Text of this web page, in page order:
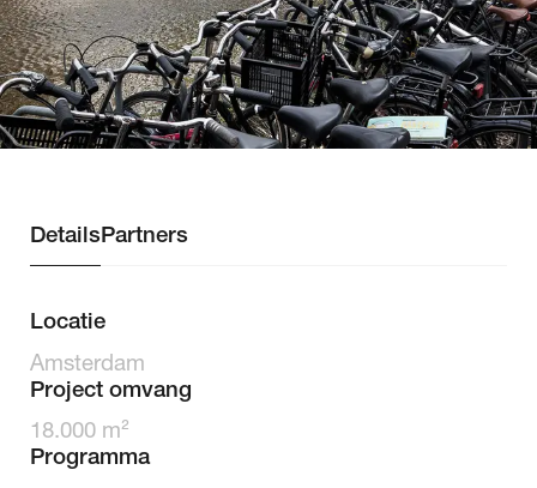
Team
Bright
ESG
Nieuws
DetailsPartners
Locatie
Amsterdam
Project omvang
18.000 m²
Programma